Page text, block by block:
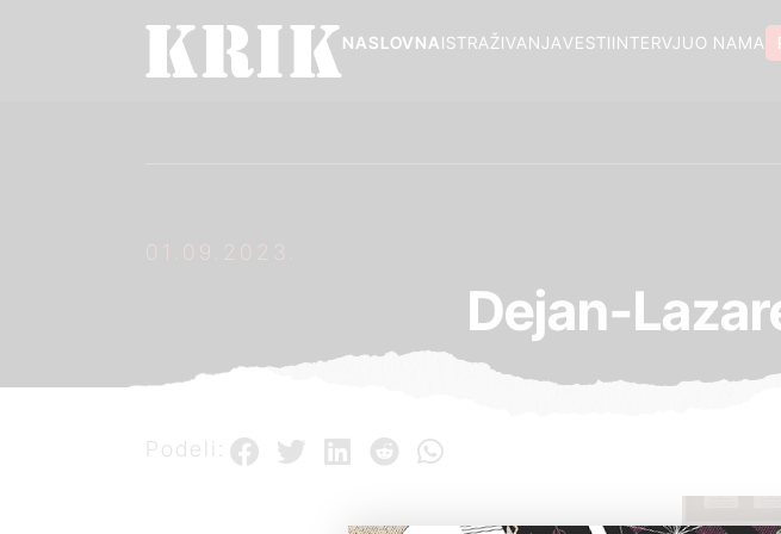
O NAMA
INTERVJU
VESTI
ISTRAŽIVANJA
NASLOVNA
01.09.2023.
Dejan-
Podeli: